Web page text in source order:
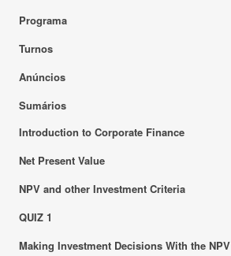
Programa
Turnos
Anúncios
Sumários
Introduction to Corporate Finance
Net Present Value
NPV and other Investment Criteria
QUIZ 1
Making Investment Decisions With the NPV